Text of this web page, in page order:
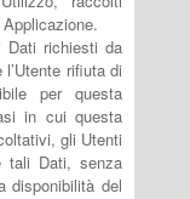
Dati richiesti da
rifiuta di
per questa
in cui questa
gli Utenti
tali Dati, senza
disponibilità del